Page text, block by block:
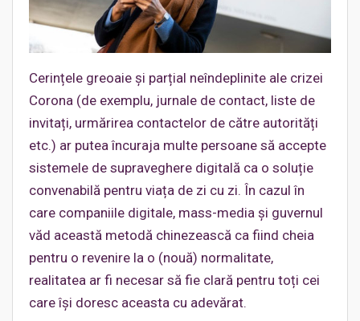
Cerințele greoaie și parțial neîndeplinite ale crizei
Corona (de exemplu, jurnale de contact, liste de
invitați, urmărirea contactelor de către autorități
etc.) ar putea încuraja multe persoane să accepte
sistemele de supraveghere digitală ca o soluție
convenabilă pentru viața de zi cu zi. În cazul în
care companiile digitale, mass-media și guvernul
văd această metodă chinezească ca fiind cheia
pentru o revenire la o (nouă) normalitate,
realitatea ar fi necesar să fie clară pentru toți cei
care își doresc aceasta cu adevărat.